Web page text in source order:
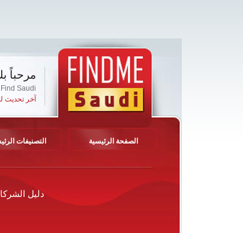
مرحباً
Find Saudi
آخر تحديث
الصفحة الرئيسية التصنيفات
دليل